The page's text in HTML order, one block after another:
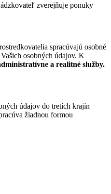
zverejňuje ponuky
spracúvajú osobné
osobných údajov. K
a realitné služby.
údajov do tretích krajín
žiadnou formou